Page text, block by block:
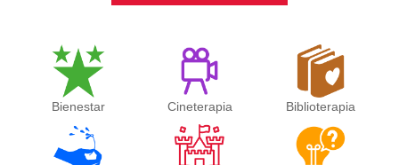
Bienestar Cineterapia Biblioterapia